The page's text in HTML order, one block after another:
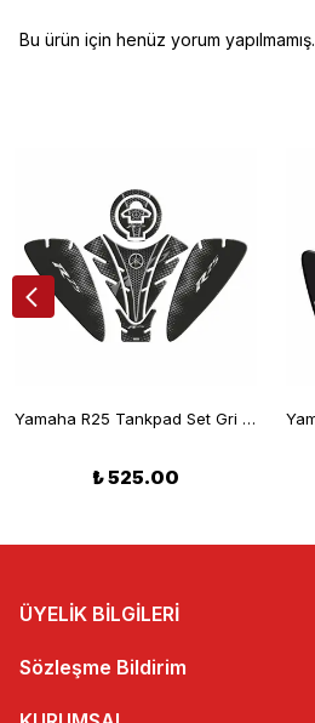
Bu ürün için henüz yorum yapılmamış.
Yamaha R25 Tankpad Set Gri 2019-2024
₺ 525.00
ÜYELİK BİLGİLERİ
Sözleşme Bildirim